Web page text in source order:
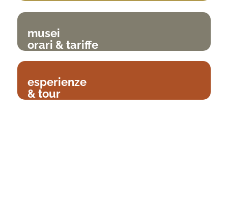
musei
orari & tariffe
esperienze
& tour